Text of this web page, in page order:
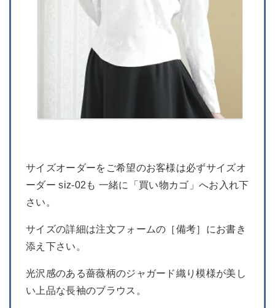
サイズオーダーをご希望のお客様は必ずサイズオ
ーダー siz-02も 一緒に「買い物カゴ」へお入れ下
さい。
サイズの詳細は注文フォームの［備考］にお書き
添え下さい。
光沢感のある薔薇柄のジャガード織り模様が美し
い上品な長袖のブラウス。